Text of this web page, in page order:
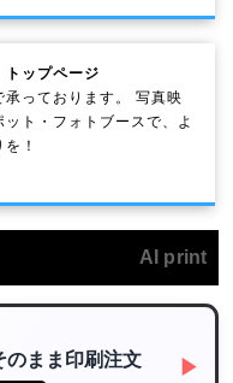
ップページ
承っております。 写真映
ット・フォトブースで、よ
！
AI print
のまま印刷注文
▶